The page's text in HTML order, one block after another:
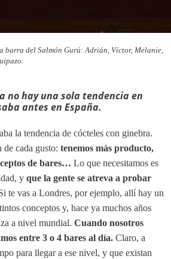
barra del Salmón Gurú: Adrián, Víctor, Melanie,
no hay una sola tendencia en
antes en España.
la tendencia de cócteles con ginebra.
de cada gusto: tenemos más producto,
de bares… Lo que necesitamos es
y que la gente se atreva a probar
te vas a Londres, por ejemplo, allí hay un
conceptos y, hace ya muchos años
a nivel mundial. Cuando nosotros
entre 3 o 4 bares al día. Claro, a
para llegar a ese nivel, y que existan